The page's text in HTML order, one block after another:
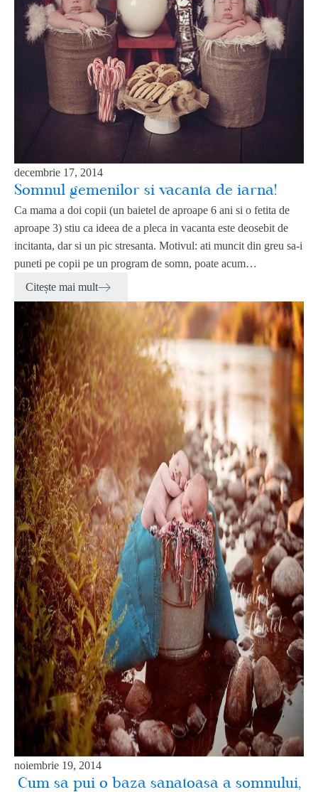
decembrie 17, 2014
Somnul gemenilor si vacanta de iarna!
Ca mama a doi copii (un baietel de aproape 6 ani si o fetita de
aproape 3) stiu ca ideea de a pleca in vacanta este deosebit de
incitanta, dar si un pic stresanta. Motivul: ati muncit din greu sa-i
puneti pe copii pe un program de somn, poate acum…
Citește mai mult
noiembrie 19, 2014
Cum sa pui o baza sanatoasa a somnului,